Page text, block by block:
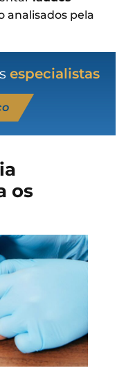
analisados pela
especialistas
os